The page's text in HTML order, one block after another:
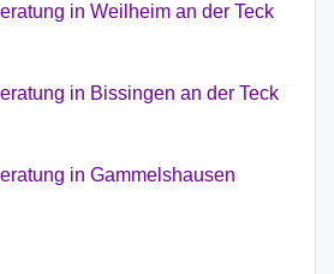
in Weilheim an der Teck
in Bissingen an der Teck
in Gammelshausen